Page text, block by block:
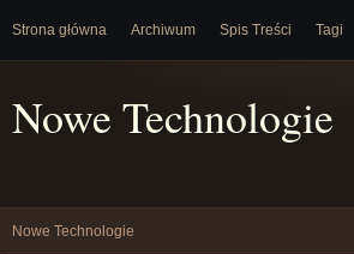
Strona główna Archiwum Spis Treści Tagi
Nowe Technologie
Nowe Technologie